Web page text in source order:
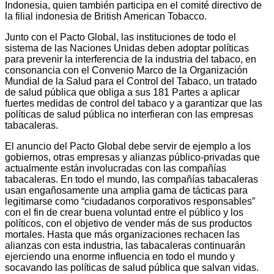
Indonesia, quien también participa en el comité directivo de
la filial indonesia de British American Tobacco.
Junto con el Pacto Global, las instituciones de todo el
sistema de las Naciones Unidas deben adoptar políticas
para prevenir la interferencia de la industria del tabaco, en
consonancia con el Convenio Marco de la Organización
Mundial de la Salud para el Control del Tabaco, un tratado
de salud pública que obliga a sus 181 Partes a aplicar
fuertes medidas de control del tabaco y a garantizar que las
políticas de salud pública no interfieran con las empresas
tabacaleras.
El anuncio del Pacto Global debe servir de ejemplo a los
gobiernos, otras empresas y alianzas público-privadas que
actualmente están involucradas con las compañías
tabacaleras. En todo el mundo, las compañías tabacaleras
usan engañosamente una amplia gama de tácticas para
legitimarse como “ciudadanos corporativos responsables”
con el fin de crear buena voluntad entre el público y los
políticos, con el objetivo de vender más de sus productos
mortales. Hasta que más organizaciones rechacen las
alianzas con esta industria, las tabacaleras continuarán
ejerciendo una enorme influencia en todo el mundo y
socavando las políticas de salud pública que salvan vidas.